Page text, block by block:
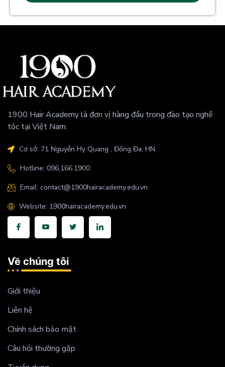
1900 Hair Academy là đơn vị hàng đầu trong đào tạo nghề
tóc tại Việt Nam.
Cơ sở: 71 Nguyễn Hy Quang , Đống Đa, HN
Hotline: 096.166.1900
Email: contact@1900hairacademy.edu.vn
Website: 1900hairacademy.edu.vn
Về chúng tôi
Giới thiệu
Liên hệ
Chính sách bảo mật
Câu hỏi thường gặp